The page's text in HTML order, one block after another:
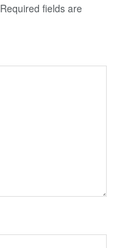
Required fields are